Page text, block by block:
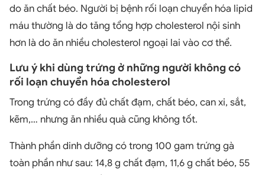
do ăn chất béo. Người bị bệnh rối loạn chuyển hóa lipid
máu thường là do tăng tổng hợp cholesterol nội sinh
hơn là do ăn nhiều cholesterol ngoại lai vào cơ thể.
Lưu ý khi dùng trứng ở những người không có
rối loạn chuyển hóa cholesterol
Trong trứng có đầy đủ chất đạm, chất béo, can xi, sắt,
kẽm,… nhưng ăn nhiều quà cũng không tốt.
Thành phần dinh dưỡng có trong 100 gam trứng gà
toàn phần như sau: 14,8 g chất đạm, 11,6 g chất béo, 55